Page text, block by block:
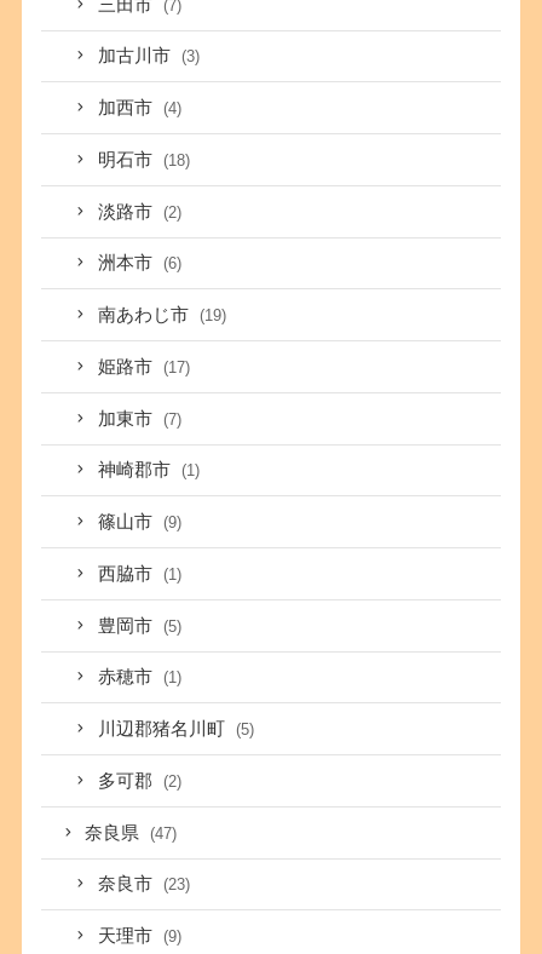
三田市 (7)
加古川市 (3)
加西市 (4)
明石市 (18)
淡路市 (2)
洲本市 (6)
南あわじ市 (19)
姫路市 (17)
加東市 (7)
神崎郡市 (1)
篠山市 (9)
西脇市 (1)
豊岡市 (5)
赤穂市 (1)
川辺郡猪名川町 (5)
多可郡 (2)
奈良県 (47)
奈良市 (23)
天理市 (9)